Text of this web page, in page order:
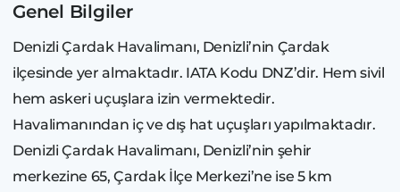
Genel Bilgiler
Denizli Çardak Havalimanı, Denizli’nin Çardak
ilçesinde yer almaktadır. IATA Kodu DNZ’dir. Hem sivil
hem askeri uçuşlara izin vermektedir.
Havalimanından iç ve dış hat uçuşları yapılmaktadır.
Denizli Çardak Havalimanı, Denizli’nin şehir
merkezine 65, Çardak İlçe Merkezi’ne ise 5 km